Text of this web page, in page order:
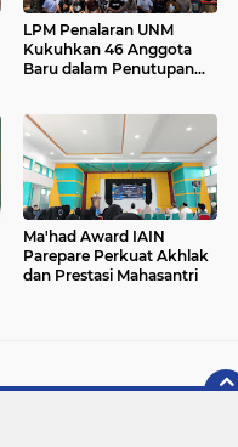
LPM Penalaran UNM
Kukuhkan 46 Anggota
Baru dalam Penutupan
Ma'had Award IAIN
Parepare Perkuat Akhlak
dan Prestasi Mahasantri